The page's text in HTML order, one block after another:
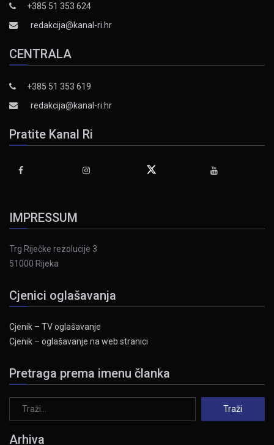
+385 51 353 624
redakcija@kanal-ri.hr
CENTRALA
+385 51 353 619
redakcija@kanal-ri.hr
Pratite Kanal Ri
IMPRESSUM
Trg Riječke rezolucije 3
51000 Rijeka
Cjenici oglašavanja
Cjenik – TV oglašavanje
Cjenik – oglašavanje na web stranici
Pretraga prema imenu članka
Arhiva